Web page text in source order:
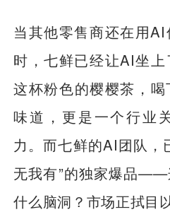
当其他零售商还在用
时，七鲜已经让AI坐上
这杯粉色的樱樱茶，
味道，更是一个行业
力。而七鲜的AI团队，
无我有”的独家爆品
什么脑洞？市场正拭目